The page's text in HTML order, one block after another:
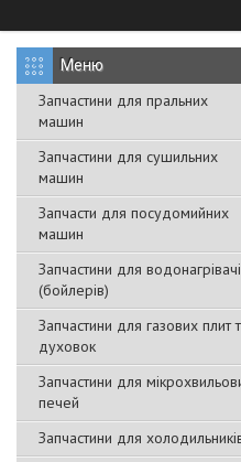
Запчастини для пральних
машин
Запчастини для сушильних
машин
Запчасти для посудомийних
машин
Запчастини для
(бойлерів)
Запчастини для газових плит
духовок
Запчастини для
печей
Запчастини для